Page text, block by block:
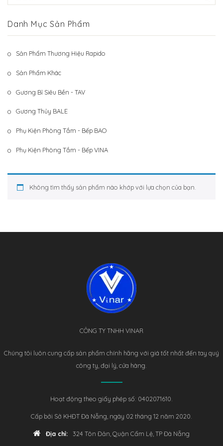
Phụ Kiện Phòng Tắm – Bếp VINA
Sản Phẩm Khác
Danh Mục Sản Phẩm
Sản Phẩm Thương Hiệu Rapido
Sản Phẩm Khác
Gương Bỉ Siêu Bền - TAV
Gương Thủy BALE
Phụ Kiện Phòng Tắm - Bếp BAO
Phụ Kiện Phòng Tắm - Bếp VINA
Không tìm thấy sản phẩm nào khớp với lựa chọn của bạn.
CÔNG TY TNHH VINAR
Chúng tôi luôn cung cấp sản phẩm chính hãng với giá tốt nhất đến tay quý
công ty, đại lý, cửa hàng.
Hoạt động theo giấy phép số: 0402071610.
Cấp bởi Sở KHĐT Đà Nẵng, ngày 02 tháng 12 năm 2020.
Địa chỉ: 324 Tôn Đản, Quận Cẩm Lệ, TP Đà Nẵng